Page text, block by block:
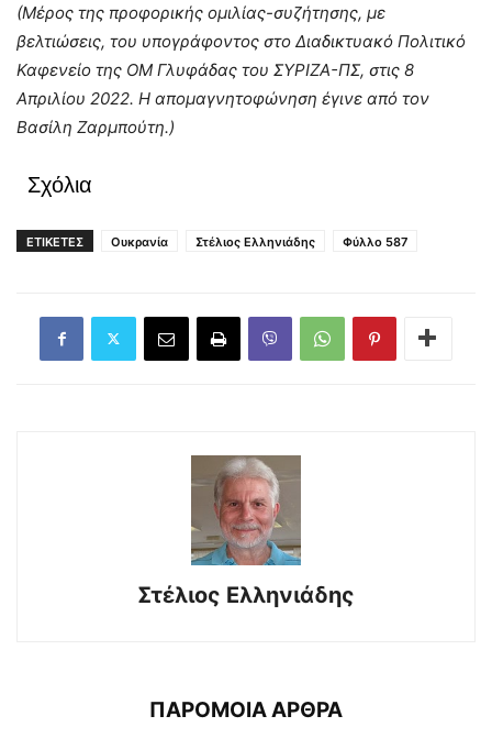
(Μέρος της προφορικής ομιλίας-συζήτησης, με
βελτιώσεις, του υπογράφοντος στο Διαδικτυακό Πολιτικό
Καφενείο της ΟΜ Γλυφάδας του ΣΥΡΙΖΑ-ΠΣ, στις 8
Απριλίου 2022. Η απομαγνητοφώνηση έγινε από τον
Βασίλη Ζαρμπούτη.)
Σχόλια
ΕΤΙΚΕΤΕΣ Ουκρανία Στέλιος Ελληνιάδης Φύλλο 587
Στέλιος Ελληνιάδης
ΠΑΡΟΜΟΙΑ ΑΡΘΡΑ